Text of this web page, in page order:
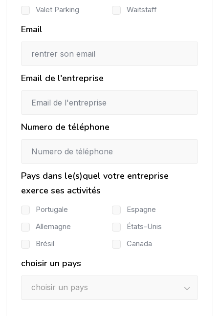
Valet Parking
Waitstaff
Email
Email de l'entreprise
Numero de téléphone
Pays dans le(s)quel votre entreprise
exerce ses activités
Portugale
Espagne
Allemagne
États-Unis
Brésil
Canada
choisir un pays
choisir un pays